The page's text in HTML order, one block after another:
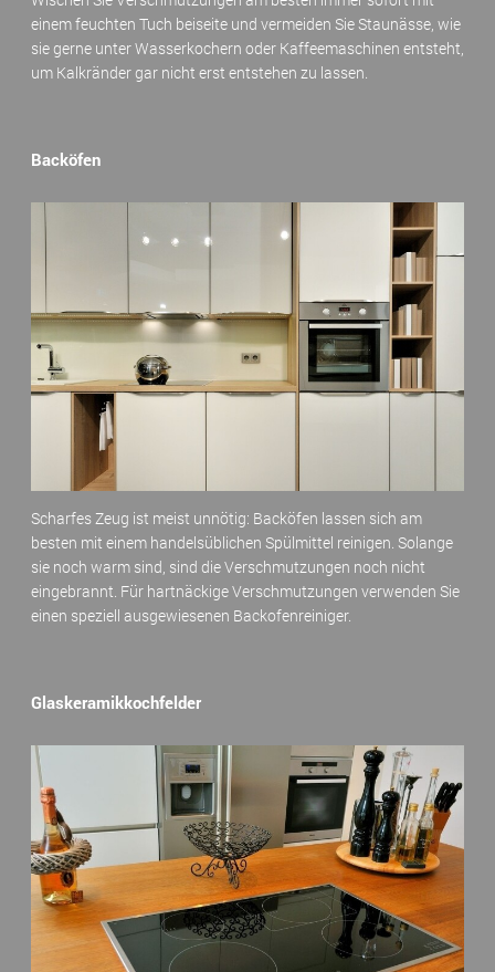
einem feuchten Tuch beiseite und vermeiden Sie Staunässe, wie
sie gerne unter Wasserkochern oder Kaffeemaschinen entsteht,
um Kalkränder gar nicht erst entstehen zu lassen.
Backöfen
Scharfes Zeug ist meist unnötig: Backöfen lassen sich am
besten mit einem handelsüblichen Spülmittel reinigen. Solange
sie noch warm sind, sind die Verschmutzungen noch nicht
eingebrannt. Für hartnäckige Verschmutzungen verwenden Sie
einen speziell ausgewiesenen Backofenreiniger.
Glaskeramikkochfelder